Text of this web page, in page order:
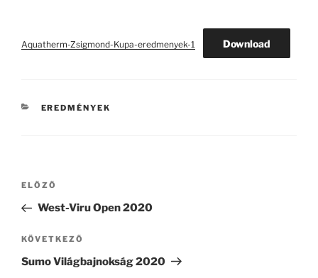
Aquatherm-Zsigmond-Kupa-eredmenyek-1 Download
KATEGÓRIÁK
EREDMÉNYEK
Bejegyzés
Korábbi
bejegyzés
ELŐZŐ
West-Viru Open 2020
Következő
bejegyzés
KÖVETKEZŐ
Sumo Világbajnokság 2020